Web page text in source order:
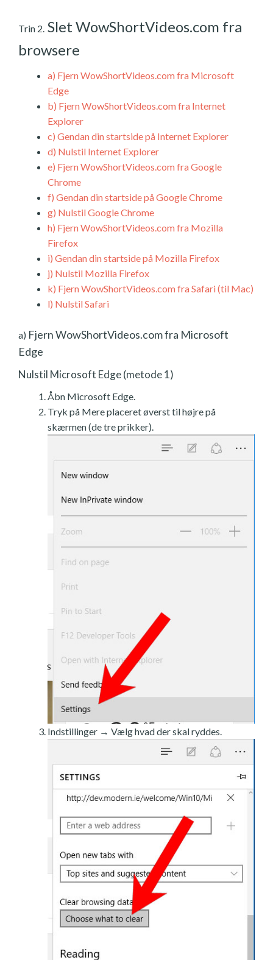
Trin 2. Slet WowShortVideos.com fra
browsere
a) Fjern WowShortVideos.com fra Microsoft
Edge
b) Fjern WowShortVideos.com fra Internet
Explorer
c) Gendan din startside på Internet Explorer
d) Nulstil Internet Explorer
e) Fjern WowShortVideos.com fra Google
Chrome
f) Gendan din startside på Google Chrome
g) Nulstil Google Chrome
h) Fjern WowShortVideos.com fra Mozilla
Firefox
i) Gendan din startside på Mozilla Firefox
j) Nulstil Mozilla Firefox
k) Fjern WowShortVideos.com fra Safari (til Mac)
l) Nulstil Safari
a) Fjern WowShortVideos.com fra Microsoft
Edge
Nulstil Microsoft Edge (metode 1)
Åbn Microsoft Edge.
Tryk på Mere placeret øverst til højre på
skærmen (de tre prikker).
Indstillinger → Vælg hvad der skal ryddes.